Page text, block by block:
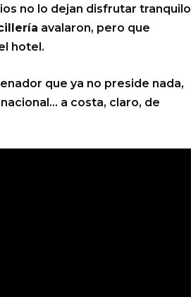
no lo dejan disfrutar tranquilo
avalaron, pero que
hotel.
que ya no preside nada,
a costa, claro, de